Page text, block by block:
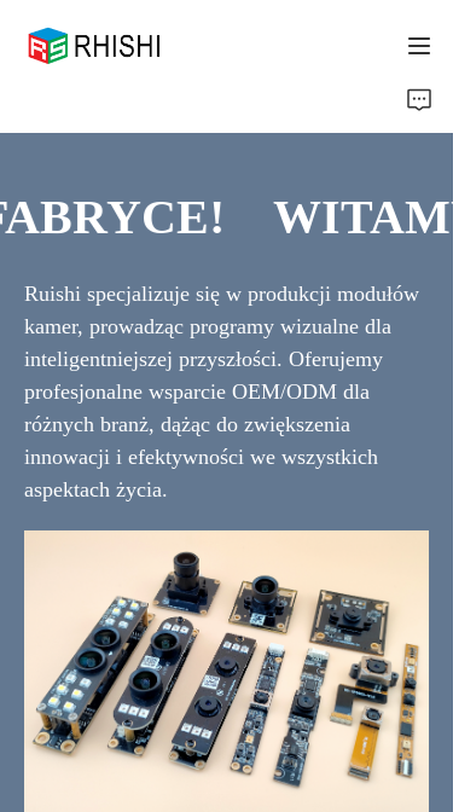
WITAMY W
Ruishi specjalizuje się w produkcji modułów
kamer, prowadząc programy wizualne dla
inteligentniejszej przyszłości. Oferujemy
profesjonalne wsparcie OEM/ODM dla
różnych branż, dążąc do zwiększenia
innowacji i efektywności we wszystkich
aspektach życia.
Support